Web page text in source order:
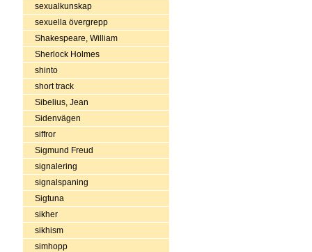
sexualkunskap
sexuella övergrepp
Shakespeare, William
Sherlock Holmes
shinto
short track
Sibelius, Jean
Sidenvägen
siffror
Sigmund Freud
signalering
signalspaning
Sigtuna
sikher
sikhism
simhopp